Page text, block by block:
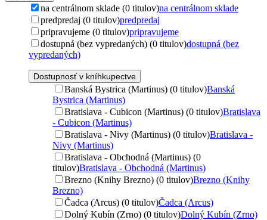
na centrálnom sklade (0 titulov)na centrálnom sklade
predpredaj (0 titulov)predpredaj
pripravujeme (0 titulov)pripravujeme
dostupná (bez vypredaných) (0 titulov)dostupná (bez
vypredaných)
Dostupnosť v kníhkupectve
Banská Bystrica (Martinus) (0 titulov)Banská
Bystrica (Martinus)
Bratislava - Cubicon (Martinus) (0 titulov)Bratislava
- Cubicon (Martinus)
Bratislava - Nivy (Martinus) (0 titulov)Bratislava -
Nivy (Martinus)
Bratislava - Obchodná (Martinus) (0
titulov)Bratislava - Obchodná (Martinus)
Brezno (Knihy Brezno) (0 titulov)Brezno (Knihy
Brezno)
Čadca (Arcus) (0 titulov)Čadca (Arcus)
Dolný Kubín (Zrno) (0 titulov)Dolný Kubín (Zrno)